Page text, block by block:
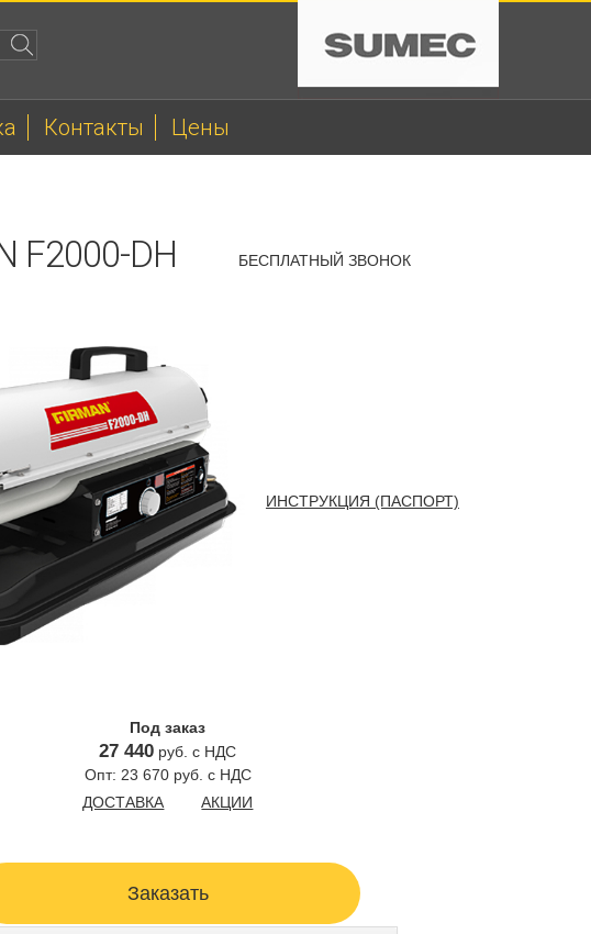
Контакты Цены
F2000-DH БЕСПЛАТНЫЙ ЗВОНОК
ИНСТРУКЦИЯ (ПАСПОРТ)
Под заказ
27 440 руб. с НДС
Опт: 23 670 руб. с НДС
ДОСТАВКА
АКЦИИ
Заказать